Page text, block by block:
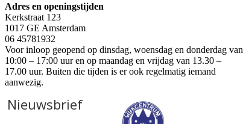
Adres en openingstijden
Kerkstraat 123
1017 GE Amsterdam
06 45781932
Voor inloop geopend op dinsdag, woensdag en donderdag van
10:00 – 17:00 uur en op maandag en vrijdag van 13.30 –
17.00 uur. Buiten die tijden is er ook regelmatig iemand
aanwezig.
Nieuwsbrief